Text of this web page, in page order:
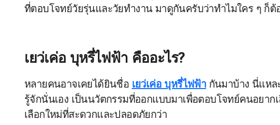
ที่ตอบโจทย์วัยรุ่นและวัยทำงาน มาดูกันครับว่าทำไมใคร ๆ ก็
เยว่เค่อ บุหรี่ไฟฟ้า คืออะไร?
หลายคนอาจเคยได้ยินชื่อ เยว่เค่อ บุหรี่ไฟฟ้ากันมาบ้าง นี่แหล
รู้จักนั่นเอง เป็นนวัตกรรมที่ออกแบบมาเพื่อตอบโจทย์คนอยาก
เลือกใหม่ที่สะดวกและปลอดภัยกว่า